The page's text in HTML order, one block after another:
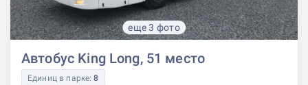
еще 3 фото
Автобус King Long, 51 место
Единиц в парке:8